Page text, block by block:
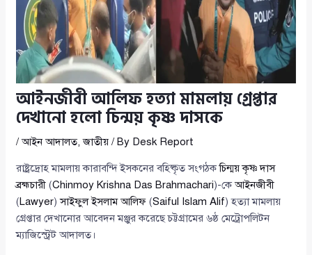
আইনজীবী আলিফ হত্যা মামলায় গ্রেপ্তার
দেখানো হলো চিন্ময় কৃষ্ণ দাসকে
/আইন আদালত,জাতীয় / By Desk Report
রাষ্ট্রদ্রোহ মামলায় কারাবন্দি ইসকনের বহিষ্কৃত সংগঠকচিন্ময় কৃষ্ণ দাস
ব্রহ্মচারী (Chinmoy Krishna Das Brahmachari)-কেআইনজীবী
(Lawyer)সাইফুল ইসলাম আলিফ (Saiful Islam Alif) হত্যা মামলায়
গ্রেপ্তার দেখানোর আবেদন মঞ্জুর করেছে চট্টগ্রামের ৬ষ্ঠ মেট্রোপলিটন
ম্যাজিস্ট্রেট আদালত।